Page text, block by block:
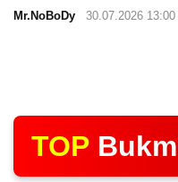
Mr.NoBoDy 30.07.2026 13:00
TOP